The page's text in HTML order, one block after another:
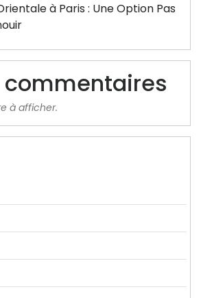
à Paris : Une Option Pas
commentaires
à afficher.